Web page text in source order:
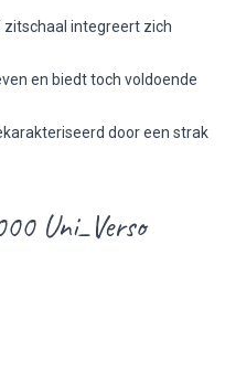
integreert zich
en biedt toch voldoende
door een strak
Uni_Verso